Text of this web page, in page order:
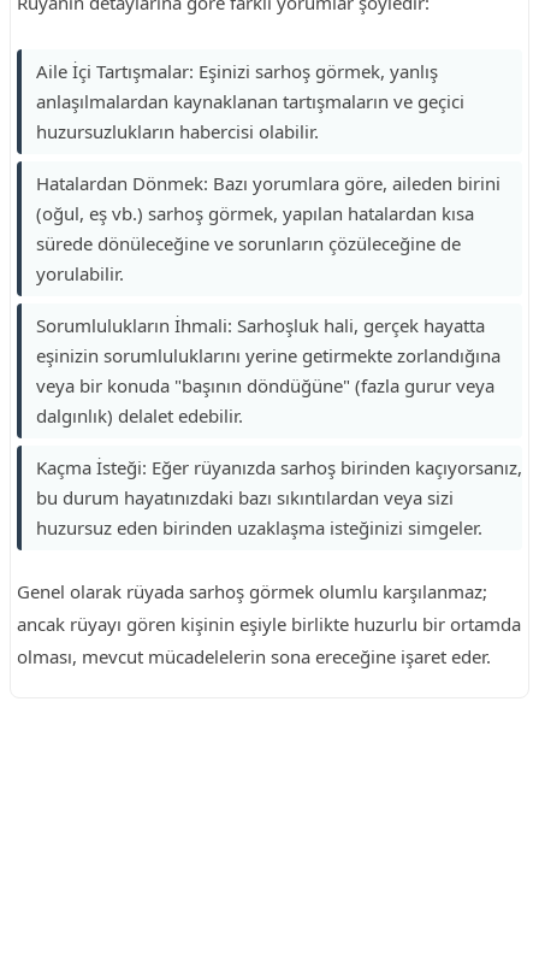
Aile İçi Tartışmalar: Eşinizi sarhoş görmek, yanlış
anlaşılmalardan kaynaklanan tartışmaların ve geçici
huzursuzlukların habercisi olabilir.
Hatalardan Dönmek: Bazı yorumlara göre, aileden birini
(oğul, eş vb.) sarhoş görmek, yapılan hatalardan kısa
sürede dönüleceğine ve sorunların çözüleceğine de
yorulabilir.
Sorumlulukların İhmali: Sarhoşluk hali, gerçek hayatta
eşinizin sorumluluklarını yerine getirmekte zorlandığına
veya bir konuda "başının döndüğüne" (fazla gurur veya
dalgınlık) delalet edebilir.
Kaçma İsteği: Eğer rüyanızda sarhoş birinden kaçıyorsanız,
bu durum hayatınızdaki bazı sıkıntılardan veya sizi
huzursuz eden birinden uzaklaşma isteğinizi simgeler.
Genel olarak rüyada sarhoş görmek olumlu karşılanmaz;
ancak rüyayı gören kişinin eşiyle birlikte huzurlu bir ortamda
olması, mevcut mücadelelerin sona ereceğine işaret eder.